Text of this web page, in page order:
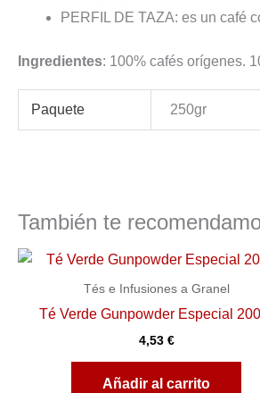
PERFIL DE TAZA: es un café
Ingredientes: 100% cafés orígenes.
Paquete 250gr
También te
Tés e Infusiones a Granel
Té Verde Gunpowder Especial
4,53 €
Añadir al carrito